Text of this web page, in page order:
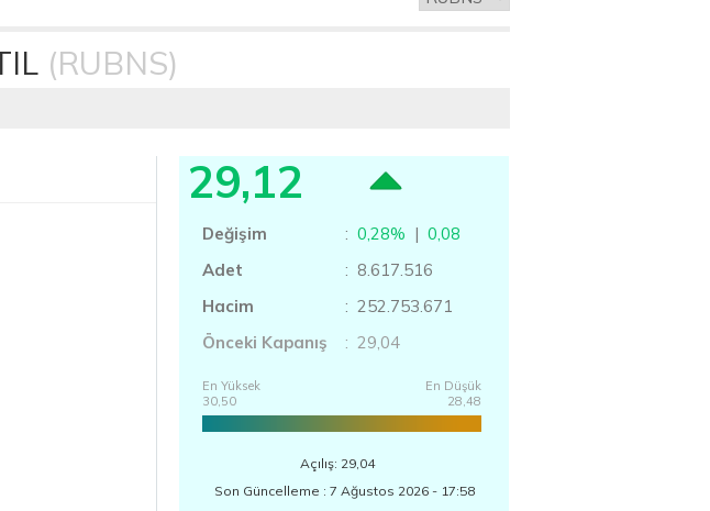
(RUBNS)
29,12
Değişim : 0,28% | 0,08
Adet
: 8.617.516
Hacim
: 252.753.671
Önceki Kapanış
: 29,04
En Yüksek
30,50
En Düşük
28,48
Açılış: 29,04
Son Güncelleme : 7 Ağustos 2026 - 17:58